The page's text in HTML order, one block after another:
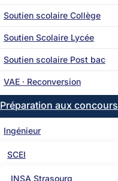
Soutien scolaire Collège
Soutien Scolaire Lycée
Soutien scolaire Post bac
VAE · Reconversion
Préparation aux concours
Ingénieur
SCEI
INSA Strasourg